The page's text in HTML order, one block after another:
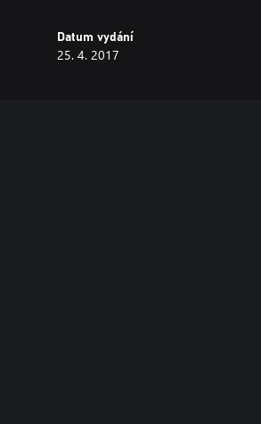
Datum vydání
25. 4. 2017